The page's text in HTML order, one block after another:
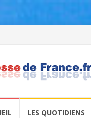
LES QUOTIDIENS